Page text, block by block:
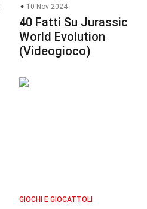
10 Nov 2024
40 Fatti Su Jurassic
World Evolution
(Videogioco)
GIOCHI E GIOCATTOLI